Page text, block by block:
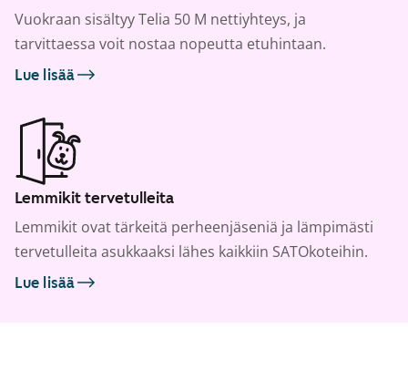
Vuokraan sisältyy Telia 50 M nettiyhteys, ja
tarvittaessa voit nostaa nopeutta etuhintaan.
Lue lisää
Lemmikit tervetulleita
Lemmikit ovat tärkeitä perheenjäseniä ja lämpimästi
tervetulleita asukkaaksi lähes kaikkiin SATOkoteihin.
Lue lisää